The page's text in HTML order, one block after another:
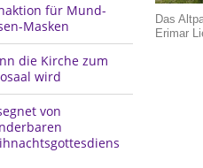
für Mund-
Masken
die Kirche zum
wird
von
Das
Erimar